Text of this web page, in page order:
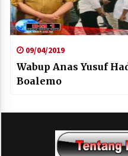
09/04/2019
Wabup Anas Yusuf
Boalemo